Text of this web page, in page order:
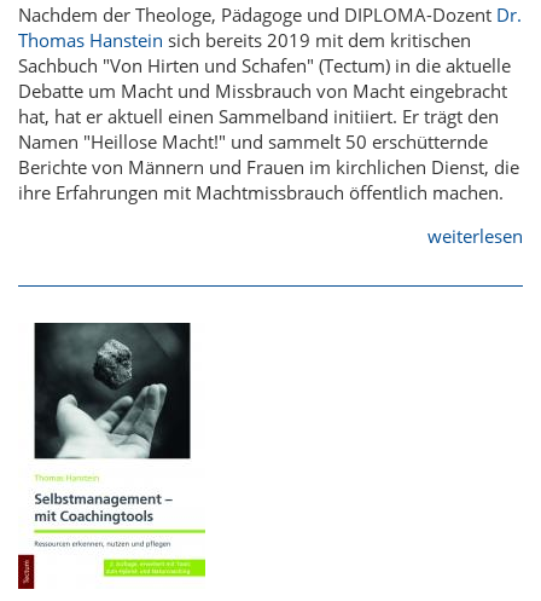
Nachdem der Theologe, Pädagoge und DIPLOMA-Dozent Dr.
Thomas Hanstein sich bereits 2019 mit dem kritischen
Sachbuch "Von Hirten und Schafen" (Tectum) in die aktuelle
Debatte um Macht und Missbrauch von Macht eingebracht
hat, hat er aktuell einen Sammelband initiiert. Er trägt den
Namen "Heillose Macht!" und sammelt 50 erschütternde
Berichte von Männern und Frauen im kirchlichen Dienst, die
ihre Erfahrungen mit Machtmissbrauch öffentlich machen.
weiterlesen